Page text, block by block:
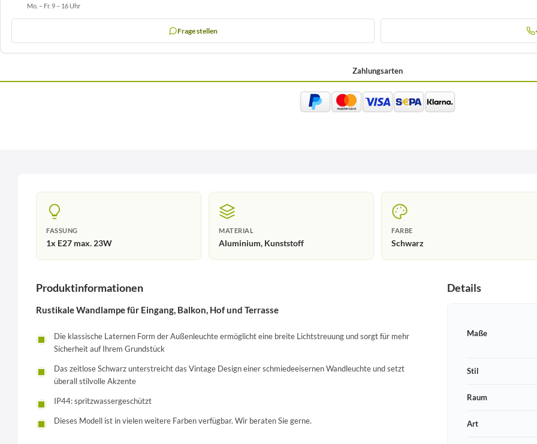
Mo. – Fr. 9 – 16 Uhr
Frage stellen
Zahlungsarten
FASSUNG
1x E27 max. 23W
MATERIAL
Aluminium, Kunststoff
FARBE
Schwarz
Produktinformationen
Rustikale Wandlampe für Eingang, Balkon, Hof und Terrasse
Die klassische Laternen Form der Außenleuchte ermöglicht eine breite Lichtstreuung und sorgt für mehr
Sicherheit auf Ihrem Grundstück
Das zeitlose Schwarz unterstreicht das Vintage Design einer schmiedeeisernen Wandleuchte und setzt
überall stilvolle Akzente
IP44: spritzwassergeschützt
Dieses Modell ist in vielen weitere Farben verfügbar. Wir beraten Sie gerne.
Details
Maße
Stil
Raum
Art